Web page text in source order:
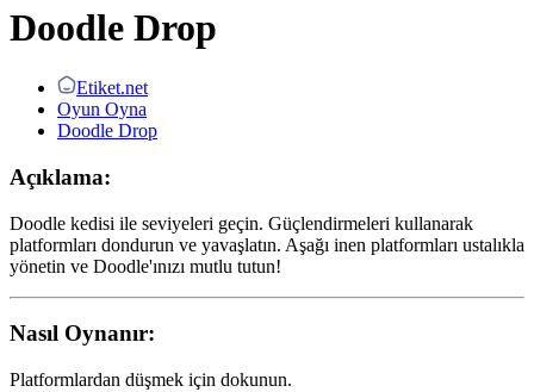
Doodle Drop
Etiket.net
Oyun Oyna
Doodle Drop
Açıklama:
Doodle kedisi ile seviyeleri geçin. Güçlendirmeleri kullanarak
platformları dondurun ve yavaşlatın. Aşağı inen platformları ustalıkla
yönetin ve Doodle'ınızı mutlu tutun!
Nasıl Oynanır:
Platformlardan düşmek için dokunun.